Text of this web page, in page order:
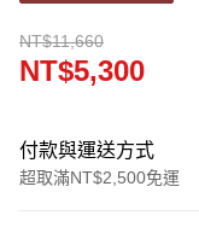
NT$11,660
NT$5,300
付款與運送方式
超取滿NT$2,500免運